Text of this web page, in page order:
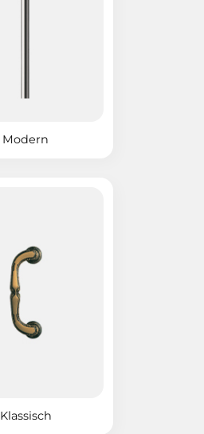
Modern
Klassisch